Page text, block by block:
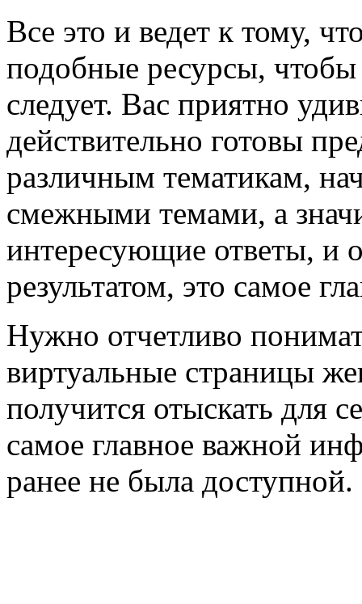
Все это и ведет к тому,
подобные ресурсы,
следует. Вас приятно
действительно готовы
различным тематикам,
смежными темами, а
интересующие ответы, и
результатом, это самое
Нужно отчетливо
виртуальные страницы
получится отыскать для
самое главное важной
ранее не была доступной.